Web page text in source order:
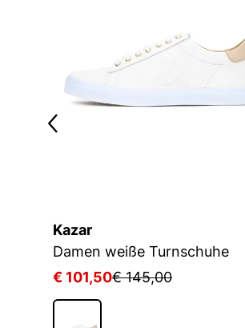
Kazar
Damen weiße Turnschuhe
€ 101,50€ 145,00